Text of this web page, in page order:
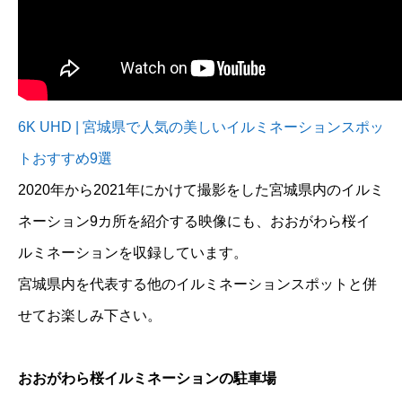
6K UHD | 宮城県で人気の美しいイルミネーションスポッ
トおすすめ9選
2020年から2021年にかけて撮影をした宮城県内のイルミ
ネーション9カ所を紹介する映像にも、おおがわら桜イ
ルミネーションを収録しています。
宮城県内を代表する他のイルミネーションスポットと併
せてお楽しみ下さい。
おおがわら桜イルミネーションの駐車場